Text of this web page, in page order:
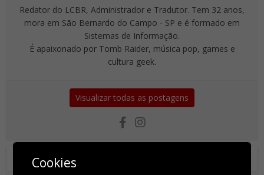
Redator do LCBR, Administrador e Tradutor. Tem 32 anos,
mora em São Bernardo do Campo - SP e é formado em
Sistemas de Informação.
É apaixonado por Tomb Raider, música pop, games e
cultura geek.
Visualizar todas as postagens
Você também pode gostar de
Cookies